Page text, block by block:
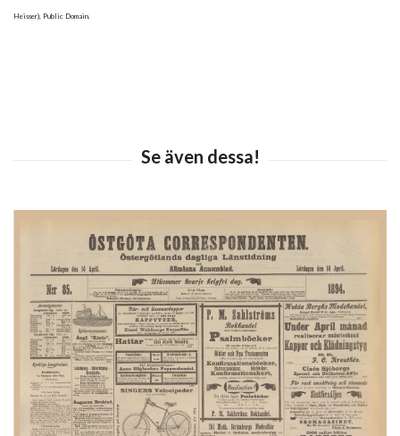
Heisser), Public Domain.